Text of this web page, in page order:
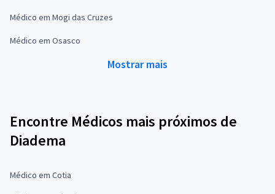
Médico em Mogi das Cruzes
Médico em Osasco
Mostrar mais
Encontre Médicos mais próximos de
Diadema
Médico em Cotia